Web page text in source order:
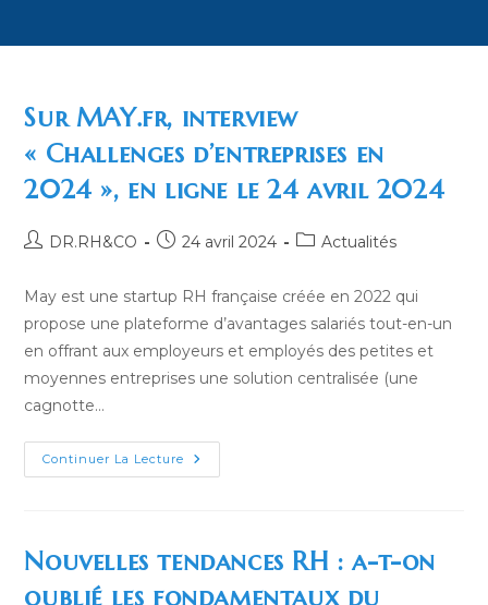
Sur MAY.fr, interview
« Challenges d’entreprises en
2024 », en ligne le 24 avril 2024
Auteur/autrice
la
publication :
DR.RH&CO
Publication
24 avril 2024
PostActualités
May est une startup RH française créée en 2022 qui
propose une plateforme d’avantages salariés tout-en-un
en offrant aux employeurs et employés des petites et
moyennes entreprises une solution centralisée (une
cagnotte…
Continuer La Lecture Sur
MAY.fr,
2024 »,
En
Le
Nouvelles tendances RH : a-t-on
oublié les fondamentaux du